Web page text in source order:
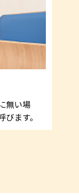
無い場
ます。